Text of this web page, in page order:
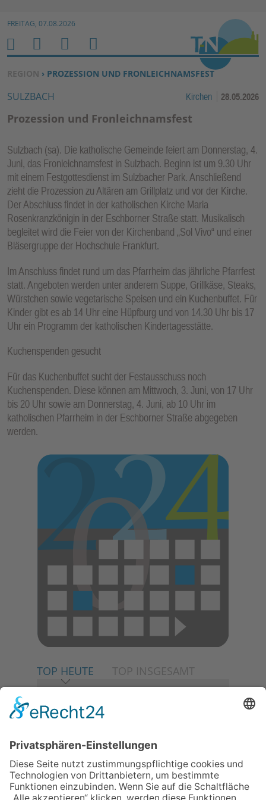
Zum Inhalt springen ↓
FREITAG, 07.08.2026
SIE BEFINDEN SICH HIER:
REGION › PROZESSION UND FRONLEICHNAMSFEST
SULZBACH Kirchen 28.05.2026
Prozession und Fronleichnamsfest
Sulzbach (sa). Die katholische Gemeinde feiert am Donnerstag, 4.
Juni, das Fronleichnamsfest in Sulzbach. Beginn ist um 9.30 Uhr
mit einem Festgottesdienst im Sulzbacher Park. Anschließend
zieht die Prozession zu Altären am Grillplatz und vor der Kirche.
Der Abschluss findet in der katholischen Kirche Maria
Rosenkranzkönigin in der Eschborner Straße statt. Musikalisch
begleitet wird die Feier von der Kirchenband „Sol Vivo“ und einer
Bläsergruppe der Hochschule Frankfurt.
Im Anschluss findet rund um das Pfarrheim das jährliche Pfarrfest
statt. Angeboten werden unter anderem Suppe, Grillkäse, Steaks,
Würstchen sowie vegetarische Speisen und ein Kuchenbuffet. Für
Kinder gibt es ab 14 Uhr eine Hüpfburg und von 14.30 Uhr bis 17
Uhr ein Programm der katholischen Kindertagesstätte.
Kuchenspenden gesucht
Für das Kuchenbuffet sucht der Festausschuss noch
Kuchenspenden. Diese können am Mittwoch, 3. Juni, von 17 Uhr
bis 20 Uhr sowie am Donnerstag, 4. Juni, ab 10 Uhr im
katholischen Pfarrheim in der Eschborner Straße abgegeben
werden.
TOP HEUTE TOP INSGESAMT
30.07.2026
Ganz Niederhöchstadt wird zur
Festmeile
06.08.2026
Baustellenführung führt auch in
H
O
M
E
M
E
N
U
S
U
E
B
E
T
E
R
F
U
N
K
TI
O
N
E
N